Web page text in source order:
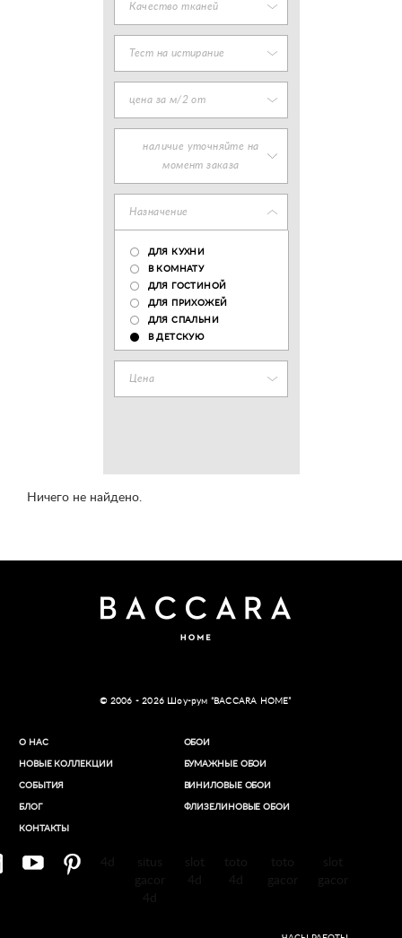
Качество тканей
Тест на истирание
цена за м/2 от
наличие уточняйте на
момент заказа
Назначение
ДЛЯ КУХНИ
В КОМНАТУ
ДЛЯ ГОСТИНОЙ
ДЛЯ ПРИХОЖЕЙ
ДЛЯ СПАЛЬНИ
В ДЕТСКУЮ
Цена
Ничего не найдено.
© 2006 - 2026 Шоу-рум “BACCARA HOME”
О НАС
НОВЫЕ КОЛЛЕКЦИИ
СОБЫТИЯ
БЛОГ
КОНТАКТЫ
ОБОИ
БУМАЖНЫЕ ОБОИ
ВИНИЛОВЫЕ ОБОИ​
ФЛИЗЕЛИНОВЫЕ ОБОИ